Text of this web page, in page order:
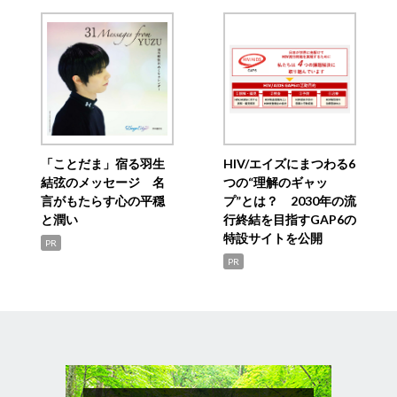
「ことだま」宿る羽生
結弦のメッセージ 名
言がもたらす心の平穏
と潤い
PR
HIV/エイズにまつわる6
つの“理解のギャッ
プ”とは？ 2030年の流
行終結を目指すGAP6の
特設サイトを公開
PR